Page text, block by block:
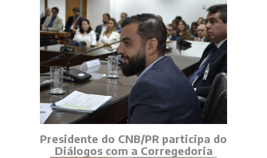
Presidente do CNB/PR participa do
Diálogos com a Corregedoria